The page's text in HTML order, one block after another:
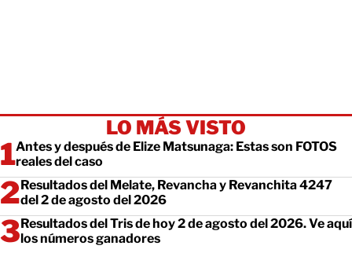
LO MÁS VISTO
Antes y después de Elize Matsunaga: Estas son FOTOS
reales del caso
Resultados del Melate, Revancha y Revanchita 4247
del 2 de agosto del 2026
Resultados del Tris de hoy 2 de agosto del 2026. Ve aquí
los números ganadores